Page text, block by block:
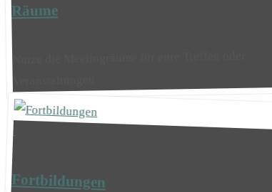
Räume
Nutze die Meetingräume für eure Treffen oder
Veranstaltungen
Fortbildungen